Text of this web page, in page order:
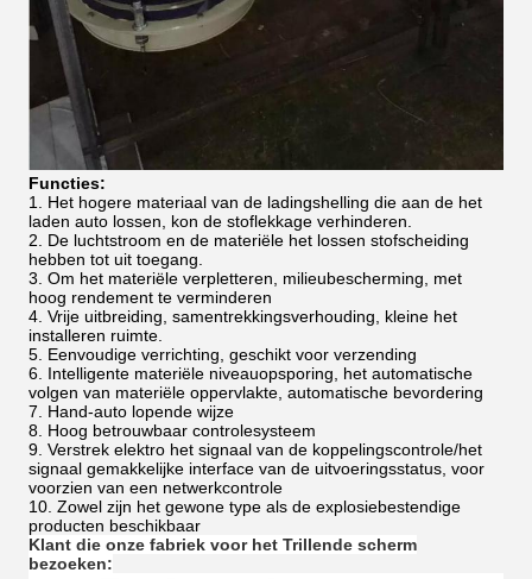
Functies:
1. Het hogere materiaal van de ladingshelling die aan de het
laden auto lossen, kon de stoflekkage verhinderen.
2. De luchtstroom en de materiële het lossen stofscheiding
hebben tot uit toegang.
3. Om het materiële verpletteren, milieubescherming, met
hoog rendement te verminderen
4. Vrije uitbreiding, samentrekkingsverhouding, kleine het
installeren ruimte.
5. Eenvoudige verrichting, geschikt voor verzending
6. Intelligente materiële niveauopsporing, het automatische
volgen van materiële oppervlakte, automatische bevordering
7. Hand-auto lopende wijze
8. Hoog betrouwbaar controlesysteem
9. Verstrek elektro het signaal van de koppelingscontrole/het
signaal gemakkelijke interface van de uitvoeringsstatus, voor
voorzien van een netwerkcontrole
10. Zowel zijn het gewone type als de explosiebestendige
producten beschikbaar
Klant die onze fabriek voor het Trillende scherm
bezoeken: